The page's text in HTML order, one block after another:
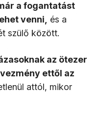
a fogantatást
venni,
és a
szülő között.
az ötezer
ettől az
attól, mikor